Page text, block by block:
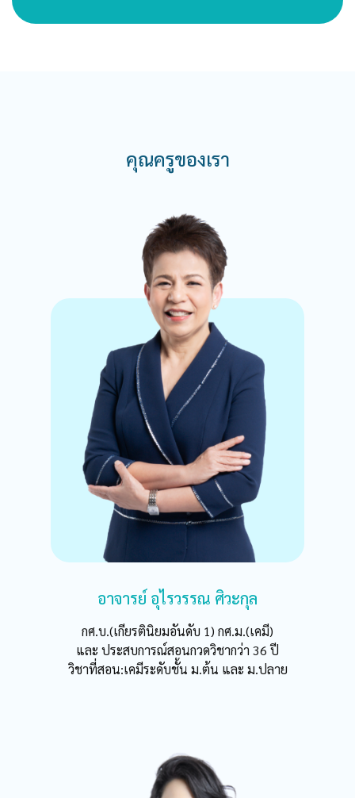
คุณครูของเรา
อาจารย์ อุไรวรรณ ศิวะกุล
กศ.บ.(เกียรตินิยมอันดับ 1) กศ.ม.(เคมี)
และ ประสบการณ์สอนกวดวิชากว่า 36 ปี
วิชาที่สอน:เคมีระดับชั้น ม.ต้น และ ม.ปลาย